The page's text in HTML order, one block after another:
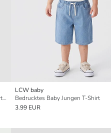
Tom & Jerry Bedruckte Jungen-Boxershorts 3er-Pack
LCW baby
Bedrucktes Baby Jungen T-Shirt
3.99 EUR